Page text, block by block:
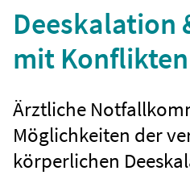
Deeskalation
mit
Ärztliche
Möglichkeiten der
körperlichen